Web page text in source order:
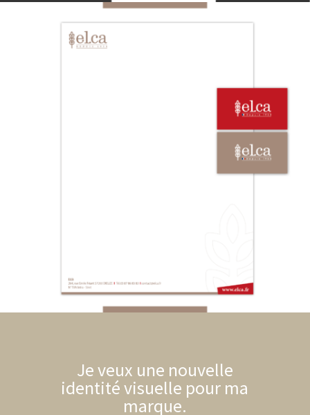
Je veux une nouvelle
identité visuelle pour ma
marque.